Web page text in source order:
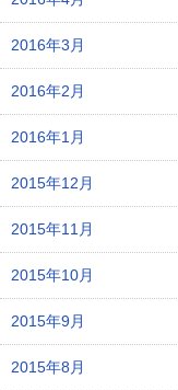
2016年3月
2016年2月
2016年1月
2015年12月
2015年11月
2015年10月
2015年9月
2015年8月